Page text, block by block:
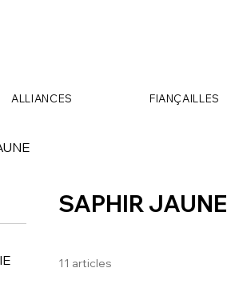
ALLIANCES FIANÇAILLES
SAPHIR JAUNE
11 articles